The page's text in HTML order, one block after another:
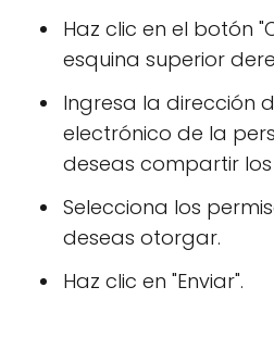
Haz clic en el botón
esquina superior
Ingresa la dirección
electrónico de la
deseas compartir
Selecciona los
deseas otorgar.
Haz clic en "Enviar".